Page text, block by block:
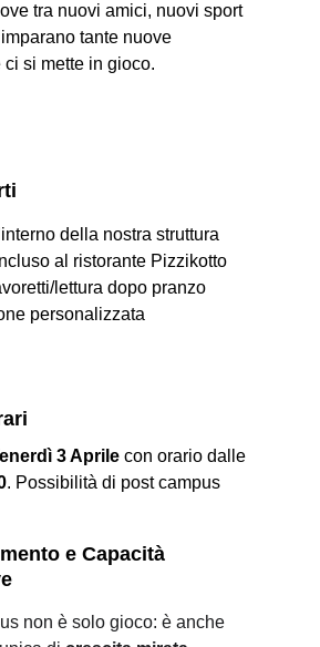
della nostra struttura
al ristorante Pizzikotto
lettura dopo pranzo
personalizzata
3 Aprile con orario dalle
. Possibilità di post campus
tra nuovi amici, nuovi sport
tante nuove
si mette in gioco.
e Capacità
non è solo gioco: è anche